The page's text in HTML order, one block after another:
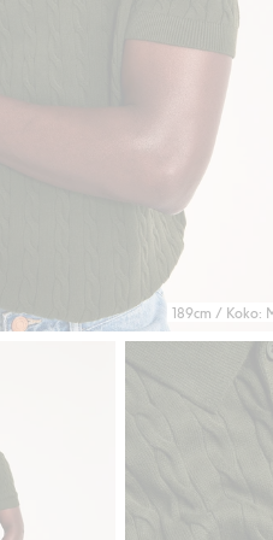
189cm / Koko: